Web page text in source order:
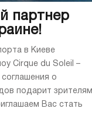
партнер
в Киеве
Cirque du Soleil –
о
подарит зрителям
Вас стать